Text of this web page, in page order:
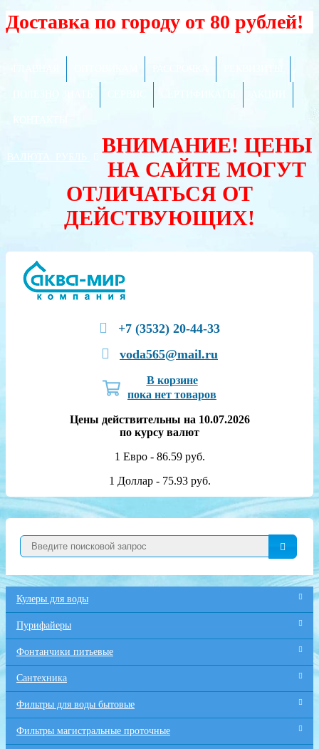
Доставка по городу от 80 рублей!
ВАЛЮТА:
ВНИМАНИЕ! ЦЕНЫ
НА САЙТЕ МОГУТ
ОТЛИЧАТЬСЯ ОТ
ДЕЙСТВУЮЩИХ!
+7 (3532) 20-44-33
voda565@mail.ru
В корзине
пока нет товаров
Цены действительны на 10.07.2026
по курсу валют
1 Евро - 86.59 руб.
1 Доллар - 75.93 руб.
Кулеры для воды
Пурифайеры
Фонтанчики питьевые
Сантехника
Фильтры для воды бытовые
Фильтры магистральные проточные